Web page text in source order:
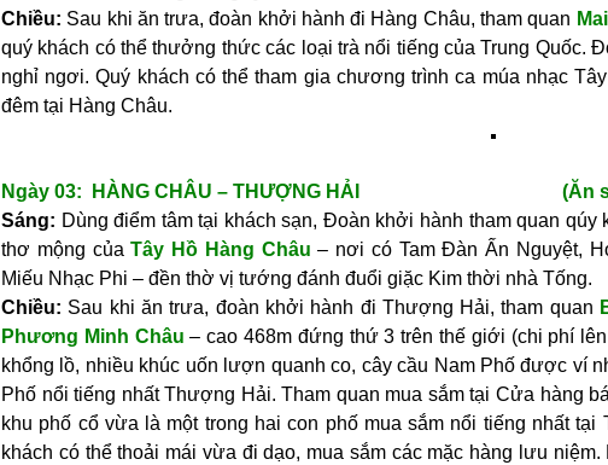
Chiều: Sau khi ăn trưa, đoàn khởi hành đi Hàng Châu, tham quan
quý khách có thể thưởng thức các loại trà nổi tiếng của Trung Quốc.
nghỉ ngơi. Quý khách có thể tham gia chương trình ca múa nhạc
đêm tại Hàng Châu.
Ngày 03: HÀNG CHÂU – THƯỢNG HẢI (Ăn
Sáng: Dùng điểm tâm tại khách sạn, Đoàn khởi hành tham quan
thơ mộng của Tây Hồ Hàng Châu – nơi có Tam Đàn Ấn Nguyệt,
Miếu Nhạc Phi – đền thờ vị tướng đánh đuổi giặc Kim thời nhà Tống.
Chiều: Sau khi ăn trưa, đoàn khởi hành đi Thượng Hải, tham quan
Phương Minh Châu – cao 468m đứng thứ 3 trên thế giới (chi phí
khổng lồ, nhiều khúc uốn lượn quanh co, cây cầu Nam Phố được ví
Phố nổi tiếng nhất Thượng Hải. Tham quan mua sắm tại Cửa hàng
khu phố cổ vừa là một trong hai con phố mua sắm nổi tiếng nhất
khách có thể thoải mái vừa đi dạo, mua sắm các mặc hàng lưu